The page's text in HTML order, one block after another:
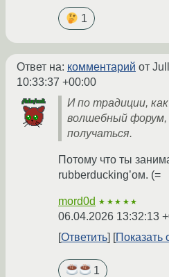
1
Ответ на: комментарий от
10:33:37 +00:00
И по традиции,
волшебный
получаться.
Потому что ты
rubberducking’ом. (=
mord0d ★★★★★
06.04.2026 13:32:13
Ответить
Показать
1